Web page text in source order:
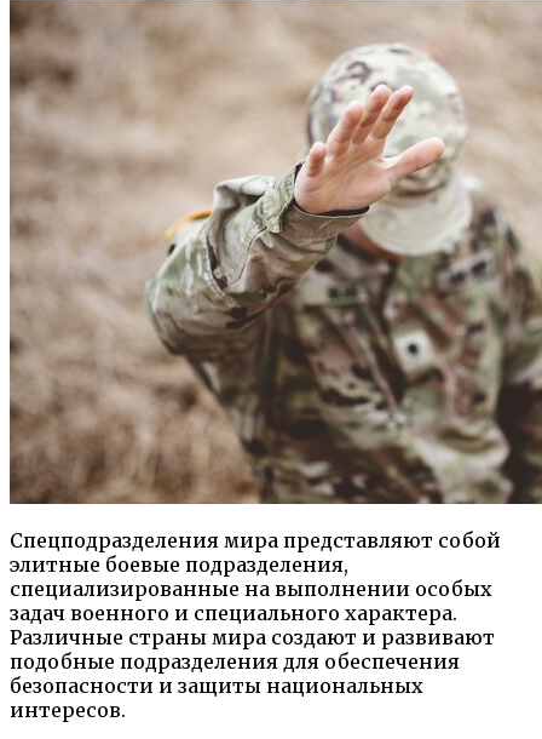
Спецподразделения мира представляют собой
элитные боевые подразделения,
специализированные на выполнении особых
задач военного и специального характера.
Различные страны мира создают и развивают
подобные подразделения для обеспечения
безопасности и защиты национальных
интересов.